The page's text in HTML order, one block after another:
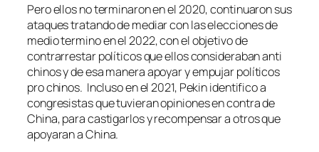
Pero ellos no terminaron en el 2020, continuaron sus
ataques tratando de mediar con las elecciones de
medio termino en el 2022, con el objetivo de
contrarrestar políticos que ellos consideraban anti
chinos y de esa manera apoyar y empujar políticos
pro chinos. Incluso en el 2021, Pekin identifico a
congresistas que tuvieran opiniones en contra de
China, para castigarlos y recompensar a otros que
apoyaran a China.